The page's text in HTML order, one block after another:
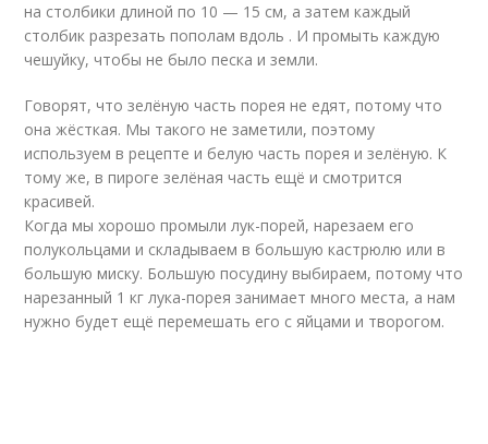
на столбики длиной по 10 — 15 см, а затем каждый
столбик разрезать пополам вдоль . И промыть каждую
чешуйку, чтобы не было песка и земли.
Говорят, что зелёную часть порея не едят, потому что
она жёсткая. Мы такого не заметили, поэтому
используем в рецепте и белую часть порея и зелёную. К
тому же, в пироге зелёная часть ещё и смотрится
красивей.
Когда мы хорошо промыли лук-порей, нарезаем его
полукольцами и складываем в большую кастрюлю или в
большую миску. Большую посудину выбираем, потому что
нарезанный 1 кг лука-порея занимает много места, а нам
нужно будет ещё перемешать его с яйцами и творогом.